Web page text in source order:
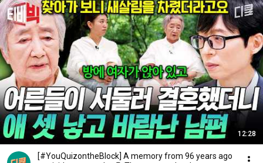
12:28
[#YouQuizontheBlock] A memory from 96 years ago